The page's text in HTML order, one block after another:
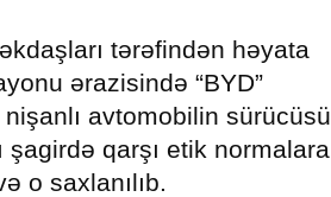
tərəfindən həyata
ərazisində “BYD”
avtomobilin sürücüsü
şagirdə qarşı etik normalara
o saxlanılıb.